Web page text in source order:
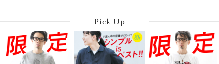
ズ 作業 SS S M L LL
SALE ％OFF glimmer グ
リマー レイヤード DRYポ
ロシャツ ポケット付
Pick Up